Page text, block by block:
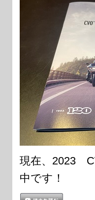
現在、2023
中です！